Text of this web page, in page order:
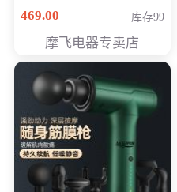
MF-HG30 ） 会员专享价
469.00 库存99
摩飞电器专卖店